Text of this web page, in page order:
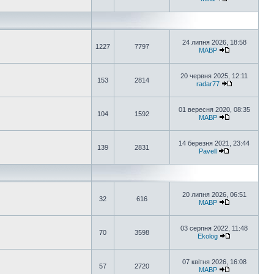
1227 7797
24 липня 2026, 18:58
MABP
153 2814
20 червня 2025, 12:11
radar77
104 1592
01 вересня 2020, 08:35
MABP
139 2831
14 березня 2021, 23:44
Pavell
32 616
20 липня 2026, 06:51
MABP
70 3598
03 серпня 2022, 11:48
Ekolog
57 2720
07 квітня 2026, 16:08
MABP